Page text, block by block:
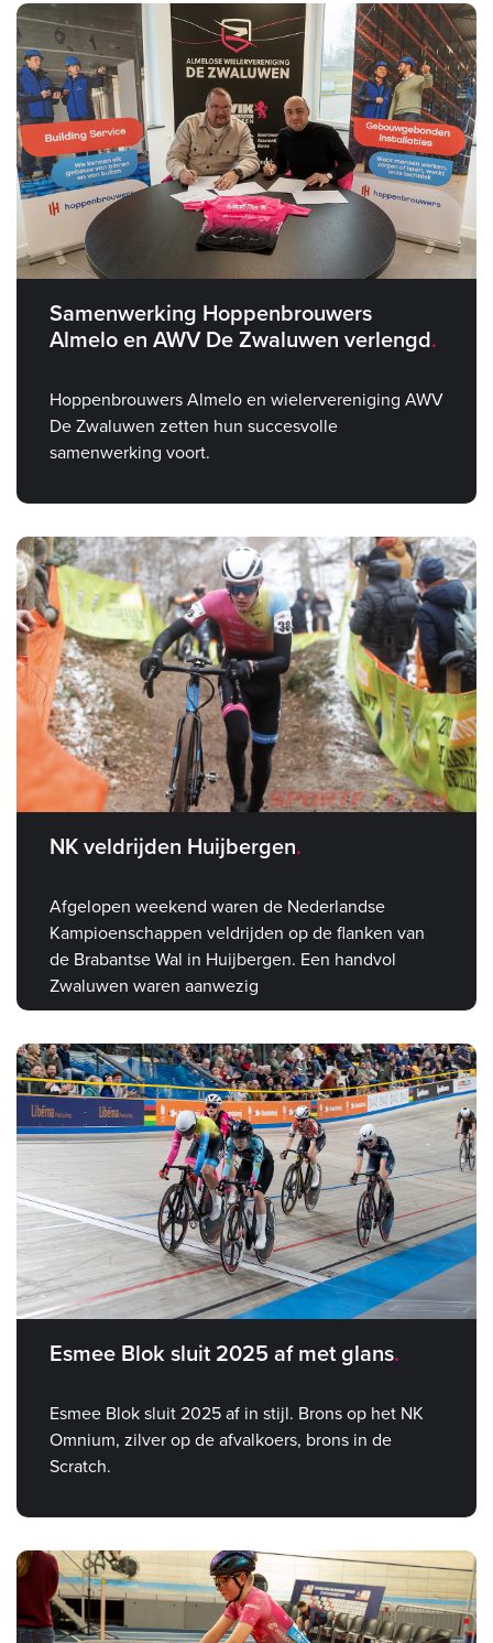
Samenwerking Hoppenbrouwers
Almelo en AWV De Zwaluwen verlengd
Hoppenbrouwers Almelo en wielervereniging AWV
De Zwaluwen zetten hun succesvolle
samenwerking voort.
NK veldrijden Huijbergen
Afgelopen weekend waren de Nederlandse
Kampioenschappen veldrijden op de flanken van
de Brabantse Wal in Huijbergen. Een handvol
Zwaluwen waren aanwezig
Esmee Blok sluit 2025 af met glans
Esmee Blok sluit 2025 af in stijl. Brons op het NK
Omnium, zilver op de afvalkoers, brons in de
Scratch.